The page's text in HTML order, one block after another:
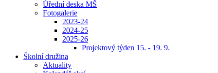
Úřední deska MŠ
Fotogalerie
2023-24
2024-25
2025-26
Projektový týden 15. - 19. 9.
Školní družina
Aktuality